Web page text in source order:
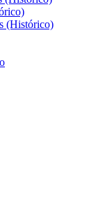
(Histórico)